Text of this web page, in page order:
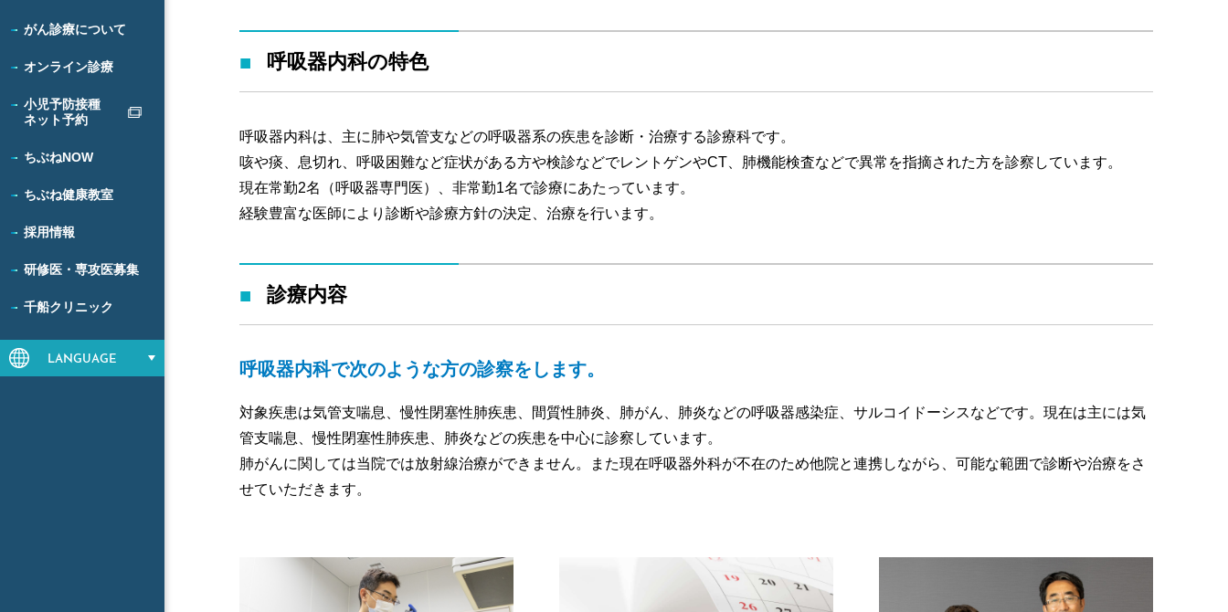
がん診療について
オンライン診療
小児予防接種
ネット予約
ちぶねNOW
ちぶね健康教室
採用情報
研修医・専攻医募集
千船クリニック
LANGUAGE
呼吸器内科の特色
呼吸器内科は、主に肺や気管支などの呼吸器系の疾患を診断・治療する診療科です。
咳や痰、息切れ、呼吸困難など症状がある方や検診などでレントゲンやCT、肺機能検査などで異常を指摘された方を診察しています。
現在常勤2名（呼吸器専門医）、非常勤1名で診療にあたっています。
経験豊富な医師により診断や診療方針の決定、治療を行います。
診療内容
呼吸器内科で次のような方の診察をします。
対象疾患は気管支喘息、慢性閉塞性肺疾患、間質性肺炎、肺がん、肺炎などの呼吸器感染症、サルコイドーシスなどです。現在は主には気
管支喘息、慢性閉塞性肺疾患、肺炎などの疾患を中心に診察しています。
肺がんに関しては当院では放射線治療ができません。また現在呼吸器外科が不在のため他院と連携しながら、可能な範囲で診断や治療をさ
せていただきます。